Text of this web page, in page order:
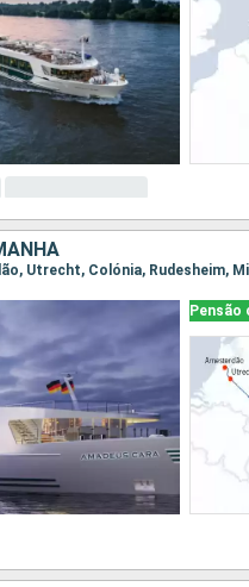
Utrecht, Colónia, Rudesheim,
Pensão